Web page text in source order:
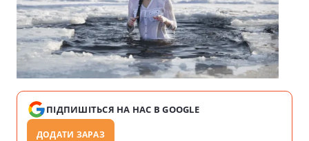
ПІДПИШІТЬСЯ НА НАС В GOOGLE
ДОДАТИ ЗАРАЗ